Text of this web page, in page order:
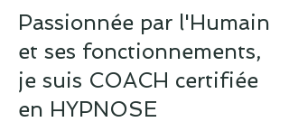
Passionnée par l'Humain
et ses fonctionnements,
je suis COACH certifiée
en HYPNOSE